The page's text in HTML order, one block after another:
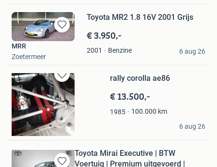
Bewaren
in
Toyota MR2 1.8 16V 2001 Grijs
€ 3.950,-
2001 Benzine
MRR
Zoetermeer
6 aug 26
Bewaren
in
Mijn
Favorieten
rally corolla ae86
€ 13.500,-
1985 100.000 km
hasse
jönköping
6 aug 26
Toyota Mirai Executive | BTW
Voertuig | Premium uitgevoerd |